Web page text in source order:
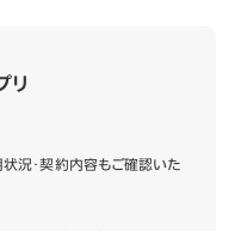
リ
状況・契約内容もご確認いた